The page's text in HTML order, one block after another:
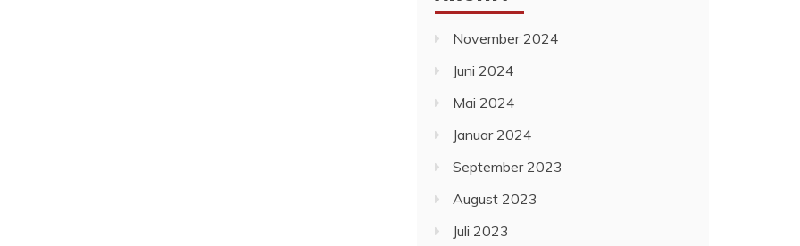
November 2024
Juni 2024
Mai 2024
Januar 2024
September 2023
August 2023
Juli 2023